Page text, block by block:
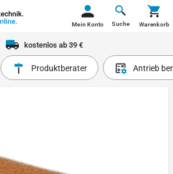
Suche
Mein Konto Warenkorb
kostenlos ab 39 €
Produktberater Antrieb